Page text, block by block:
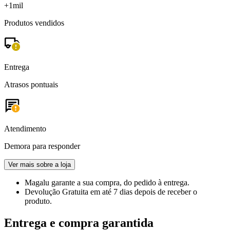
+1mil
Produtos vendidos
Entrega
Atrasos pontuais
Atendimento
Demora para responder
Ver mais sobre a loja
Magalu garante a sua compra, do pedido à entrega.
Devolução Gratuita em até 7 dias depois de receber o
produto.
Entrega e compra garantida